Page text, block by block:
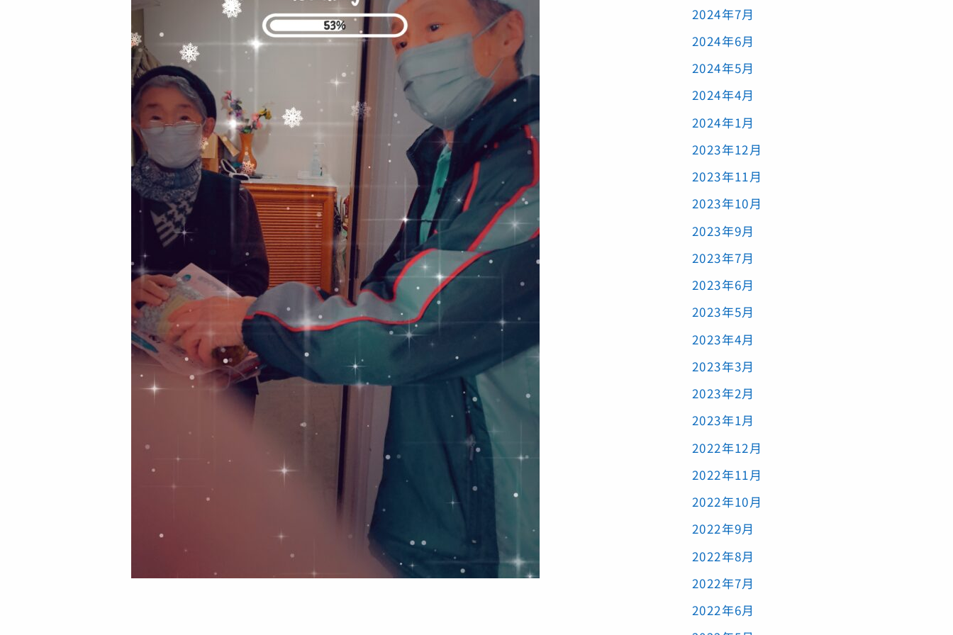
2024年7月
2024年6月
2024年5月
2024年4月
2024年1月
2023年12月
2023年11月
2023年10月
2023年9月
2023年7月
2023年6月
2023年5月
2023年4月
2023年3月
2023年2月
2023年1月
2022年12月
2022年11月
2022年10月
2022年9月
2022年8月
2022年7月
2022年6月